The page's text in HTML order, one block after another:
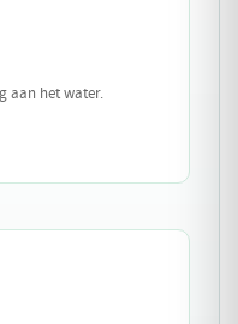
aan het water.